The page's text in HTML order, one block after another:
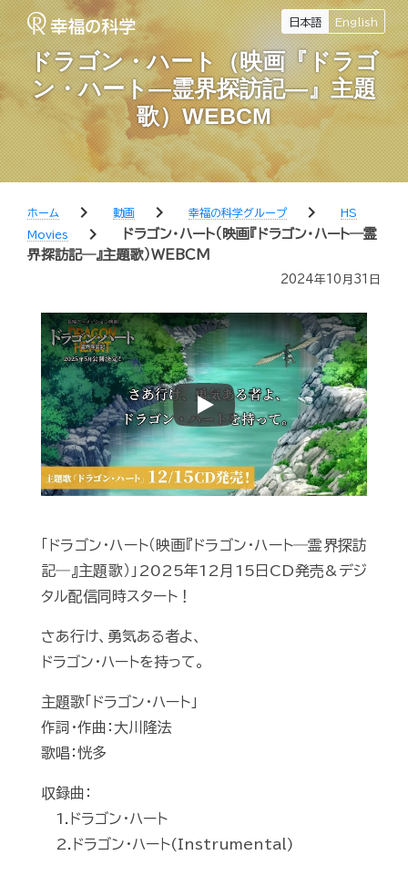
日本語 English
ドラゴン・ハート（映画『ドラゴ
ン・ハート―霊界探訪記―』主題
歌）WEBCM
ホーム chevron_right 動画 chevron_right 幸福の科学グループ chevron_right
HS
Movies
chevron_right
ドラゴン・ハート（映画『ドラゴン・ハート―霊
界探訪記―』主題歌）WEBCM
2024年10月31日
Play
「ドラゴン・ハート（映画『ドラゴン・ハート―霊界探訪
記―』主題歌）」2025年12月15日CD発売&デジ
タル配信同時スタート！
さあ行け、勇気ある者よ、
ドラゴン・ハートを持って。
主題歌「ドラゴン・ハート」
作詞・作曲：大川隆法
歌唱：恍多
収録曲：
1.ドラゴン・ハート
2.ドラゴン・ハート(Instrumental)